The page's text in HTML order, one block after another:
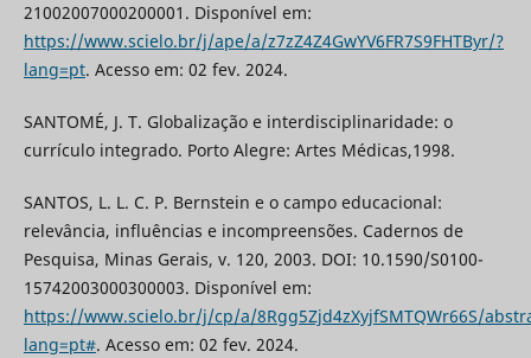
21002007000200001. Disponível em:
https://www.scielo.br/j/ape/a/z7zZ4Z4GwYV6FR7S9FHTByr/?
lang=pt. Acesso em: 02 fev. 2024.
SANTOMÉ, J. T. Globalização e interdisciplinaridade: o
currículo integrado. Porto Alegre: Artes Médicas,1998.
SANTOS, L. L. C. P. Bernstein e o campo educacional:
relevância, influências e incompreensões. Cadernos de
Pesquisa, Minas Gerais, v. 120, 2003. DOI: 10.1590/S0100-
15742003000300003. Disponível em:
https://www.scielo.br/j/cp/a/8Rgg5Zjd4zXyjfSMTQWr66S/
lang=pt#. Acesso em: 02 fev. 2024.